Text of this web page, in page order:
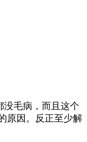
没毛病，而且这个
原因。反正至少解